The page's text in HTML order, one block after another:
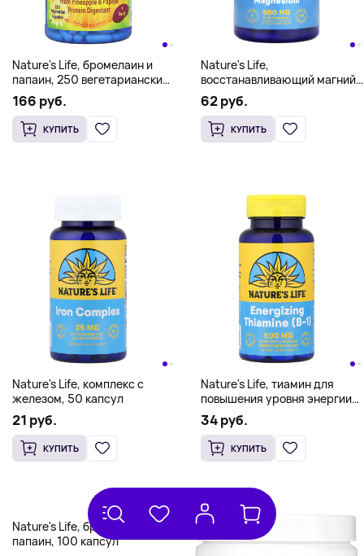
Nature's Life, бромелаин и
папаин, 250 вегетарианских
капсул
166 руб.
КУПИТЬ
Nature's Life,
восстанавливающий магний,
180 вегетарианских капсул
62 руб.
КУПИТЬ
Nature's Life, комплекс с
железом, 50 капсул
21 руб.
КУПИТЬ
Nature's Life, тиамин для
повышения уровня энергии
(B1), 500 мг, 50 таблеток
34 руб.
КУПИТЬ
Nature's Life, бромелаин и
папаин, 100 капсул